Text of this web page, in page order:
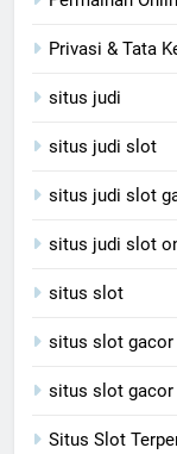
Privasi & Tata
situs judi
situs judi slot
situs judi slot
situs judi slot
situs slot
situs slot gacor
situs slot gacor
Situs Slot